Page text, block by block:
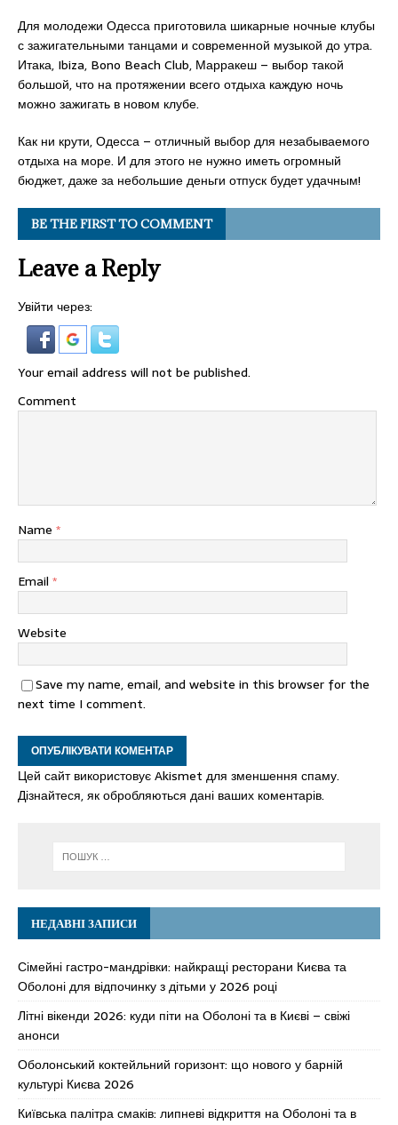
Для молодежи Одесса приготовила шикарные ночные клубы
с зажигательными танцами и современной музыкой до утра.
Итака, Ibiza, Bono Beach Club, Марракеш – выбор такой
большой, что на протяжении всего отдыха каждую ночь
можно зажигать в новом клубе.
Как ни крути, Одесса – отличный выбор для незабываемого
отдыха на море. И для этого не нужно иметь огромный
бюджет, даже за небольшие деньги отпуск будет удачным!
BE THE FIRST TO COMMENT
Leave a Reply
Увійти через:
Your email address will not be published.
Comment
Name *
Email *
Website
Save my name, email, and website in this browser for the
next time I comment.
Цей сайт використовує Akismet для зменшення спаму.
Дізнайтеся, як обробляються дані ваших коментарів.
НЕДАВНІ ЗАПИСИ
Сімейні гастро-мандрівки: найкращі ресторани Києва та
Оболоні для відпочинку з дітьми у 2026 році
Літні вікенди 2026: куди піти на Оболоні та в Києві – свіжі
анонси
Оболонський коктейльний горизонт: що нового у барній
культурі Києва 2026
Київська палітра смаків: липневі відкриття на Оболоні та в